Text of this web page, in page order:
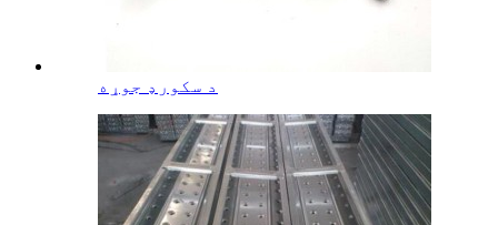
د سکورډ جوړه